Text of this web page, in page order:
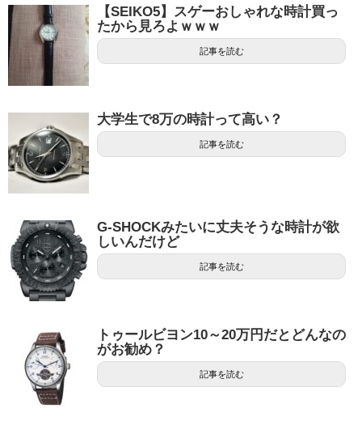
【SEIKO5】スゲーおしゃれな時計買っ
たから見ろよｗｗｗ
記事を読む
大学生で8万の時計って高い？
記事を読む
G-SHOCKみたいに丈夫そうな時計が欲
しいんだけど
記事を読む
トゥールビヨン10～20万円だとどんなの
がお勧め？
記事を読む